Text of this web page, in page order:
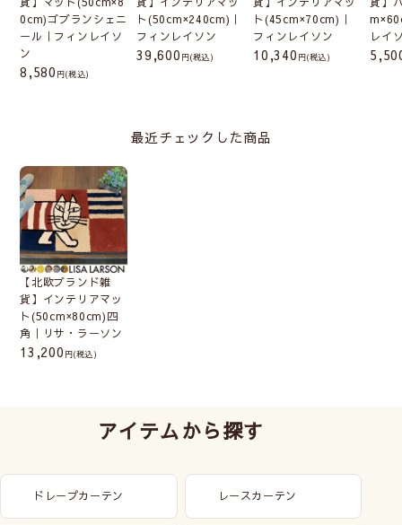
0cm)ゴブランシェニ
ール｜フィンレイソ
ン
8,580 (税込)
ト(50cm×240cm)｜
フィンレイソン
39,600 (税込)
ト(45cm×70cm)｜
フィンレイソン
10,340 (税込)
レイ
最近チェックした商品
【北欧ブランド雑
貨】インテリアマッ
ト(50cm×80cm)四
角｜リサ・ラーソン
13,200 (税込)
アイテムから探す
ドレープカーテン レースカーテン